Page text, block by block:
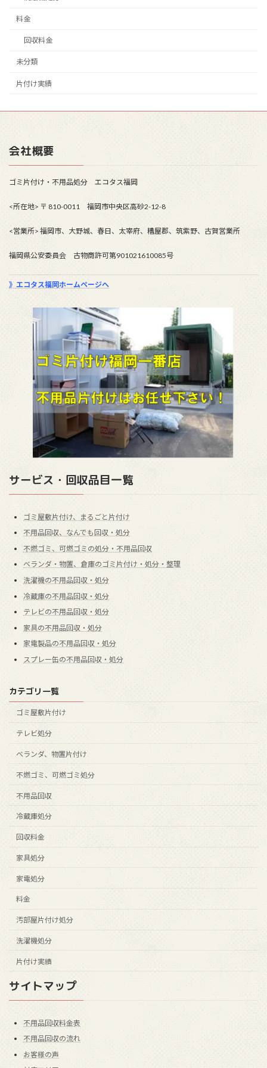
料金
回収料金
未分類
片付け実績
会社概要
ゴミ片付け・不用品処分 エコタス福岡
<所在地> 〒 810-0011 福岡市中央区高砂2-12-8
<営業所> 福岡市、大野城、春日、太宰府、糟屋郡、筑紫野、古賀営業所
福岡県公安委員会 古物商許可第901021610085号
》エコタス福岡ホームページへ
サービス・回収品目一覧
ゴミ屋敷片付け、まるごと片付け
不用品回収、なんでも回収・処分
不燃ゴミ、可燃ゴミの処分・不用品回収
ベランダ・物置、倉庫のゴミ片付け・処分・整理
洗濯機の不用品回収・処分
冷蔵庫の不用品回収・処分
テレビの不用品回収・処分
家具の不用品回収・処分
家電製品の不用品回収・処分
スプレー缶の不用品回収・処分
カテゴリ一覧
ゴミ屋敷片付け
テレビ処分
ベランダ、物置片付け
不燃ゴミ、可燃ゴミ処分
不用品回収
冷蔵庫処分
回収料金
家具処分
家電処分
料金
汚部屋片付け処分
洗濯機処分
片付け実績
サイトマップ
不用品回収料金表
不用品回収の流れ
お客様の声